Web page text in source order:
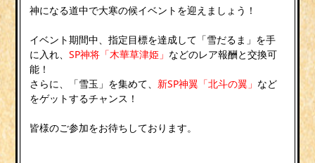
神になる道中で大寒の候イベントを迎えましょう！
イベント期間中、指定目標を達成して「雪だるま」を手
に入れ、SP神将「木華草津姫」 などのレア報酬と交換可
能！
さらに、「雪玉」を集めて、 新SP神翼「北斗の翼」 など
をゲットするチャンス！
皆様のご参加をお待ちしております。